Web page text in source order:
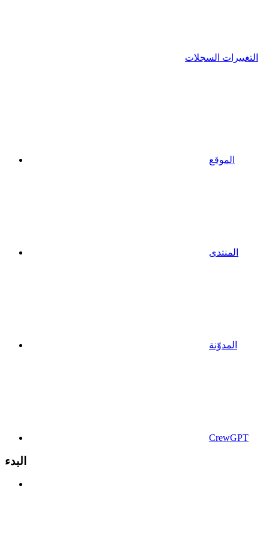
التغييرات السجلات
الموقع
المنتدى
المدوّنة
CrewGPT
البدء